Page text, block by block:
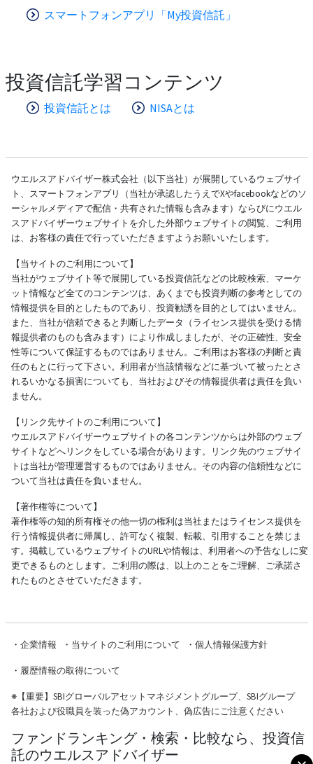
スマートフォンアプリ「My投資信託」
投資信託学習コンテンツ
投資信託とは NISAとは
ウエルスアドバイザー株式会社（以下当社）が展開しているウェブサイ
ト、スマートフォンアプリ（当社が承認したうえでXやfacebookなどのソ
ーシャルメディアで配信・共有された情報も含みます）ならびにウエル
スアドバイザーウェブサイトを介した外部ウェブサイトの閲覧、ご利用
は、お客様の責任で行っていただきますようお願いいたします。
【当サイトのご利用について】
当社がウェブサイト等で展開している投資信託などの比較検索、マーケ
ット情報など全てのコンテンツは、あくまでも投資判断の参考としての
情報提供を目的としたものであり、投資勧誘を目的としてはいません。
また、当社が信頼できると判断したデータ（ライセンス提供を受ける情
報提供者のものも含みます）により作成しましたが、その正確性、安全
性等について保証するものではありません。ご利用はお客様の判断と責
任のもとに行って下さい。利用者が当該情報などに基づいて被ったとさ
れるいかなる損害についても、当社およびその情報提供者は責任を負い
ません。
【リンク先サイトのご利用について】
ウエルスアドバイザーウェブサイトの各コンテンツからは外部のウェブ
サイトなどへリンクをしている場合があります。リンク先のウェブサイ
トは当社が管理運営するものではありません。その内容の信頼性などに
ついて当社は責任を負いません。
【著作権等について】
著作権等の知的所有権その他一切の権利は当社またはライセンス提供を
行う情報提供者に帰属し、許可なく複製、転載、引用することを禁じま
す。掲載しているウェブサイトのURLや情報は、利用者への予告なしに変
更できるものとします。ご利用の際は、以上のことをご理解、ご承諾さ
れたものとさせていただきます。
・ 企業情報 ・ 当サイトのご利用について ・ 個人情報保護方針
・ 履歴情報の取得について
※【重要】SBIグローバルアセットマネジメントグループ、SBIグループ
各社および役職員を装った偽アカウント、偽広告にご注意ください
ファンドランキング・検索・比較なら、投資信
託のウエルスアドバイザー